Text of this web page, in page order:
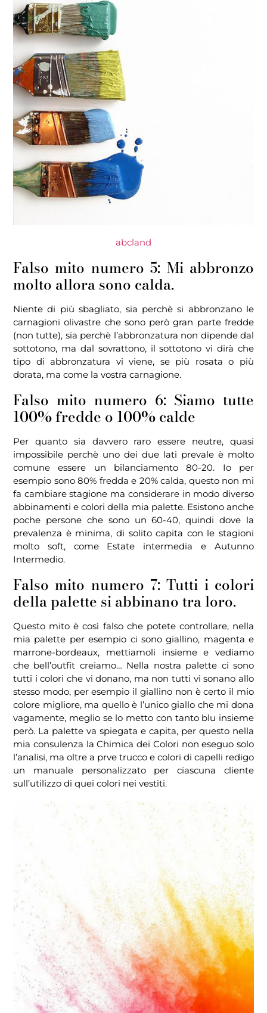
abcland
Falso mito numero 5: Mi abbronzo
molto allora sono calda.
Niente di più sbagliato, sia perchè si abbronzano le
carnagioni olivastre che sono però gran parte fredde
(non tutte), sia perchè l’abbronzatura non dipende dal
sottotono, ma dal sovrattono, il sottotono vi dirà che
tipo di abbronzatura vi viene, se più rosata o più
dorata, ma come la vostra carnagione.
Falso mito numero 6: Siamo tutte
100% fredde o 100% calde
Per quanto sia davvero raro essere neutre, quasi
impossibile perchè uno dei due lati prevale è molto
comune essere un bilanciamento 80-20. Io per
esempio sono 80% fredda e 20% calda, questo non mi
fa cambiare stagione ma considerare in modo diverso
abbinamenti e colori della mia palette. Esistono anche
poche persone che sono un 60-40, quindi dove la
prevalenza è minima, di solito capita con le stagioni
molto soft, come Estate intermedia e Autunno
Intermedio.
Falso mito numero 7: Tutti i colori
della palette si abbinano tra loro.
Questo mito è così falso che potete controllare, nella
mia palette per esempio ci sono giallino, magenta e
marrone-bordeaux, mettiamoli insieme e vediamo
che bell’outfit creiamo… Nella nostra palette ci sono
tutti i colori che vi donano, ma non tutti vi sonano allo
stesso modo, per esempio il giallino non è certo il mio
colore migliore, ma quello è l’unico giallo che mi dona
vagamente, meglio se lo metto con tanto blu insieme
però. La palette va spiegata e capita, per questo nella
mia consulenza la Chimica dei Colori non eseguo solo
l’analisi, ma oltre a prve trucco e colori di capelli redigo
un manuale personalizzato per ciascuna cliente
sull’utilizzo di quei colori nei vestiti.